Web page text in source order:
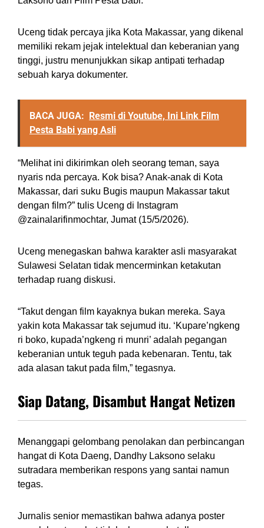
Uceng tidak percaya jika Kota Makassar, yang dikenal
memiliki rekam jejak intelektual dan keberanian yang
tinggi, justru menunjukkan sikap antipati terhadap
sebuah karya dokumenter.
BACA JUGA: Resmi di Youtube, Ini Link Film
Pesta Babi yang Asli
“Melihat ini dikirimkan oleh seorang teman, saya
nyaris nda percaya. Kok bisa? Anak-anak di Kota
Makassar, dari suku Bugis maupun Makassar takut
dengan film?” tulis Uceng di Instagram
@zainalarifinmochtar, Jumat (15/5/2026).
Uceng menegaskan bahwa karakter asli masyarakat
Sulawesi Selatan tidak mencerminkan ketakutan
terhadap ruang diskusi.
“Takut dengan film kayaknya bukan mereka. Saya
yakin kota Makassar tak sejumud itu. ‘Kupare’ngkeng
ri boko, kupada’ngkeng ri munri’ adalah pegangan
keberanian untuk teguh pada kebenaran. Tentu, tak
ada alasan takut pada film,” tegasnya.
Siap Datang, Disambut Hangat Netizen
Menanggapi gelombang penolakan dan perbincangan
hangat di Kota Daeng, Dandhy Laksono selaku
sutradara memberikan respons yang santai namun
tegas.
Jurnalis senior memastikan bahwa adanya poster